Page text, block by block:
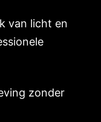
van licht en
zonder